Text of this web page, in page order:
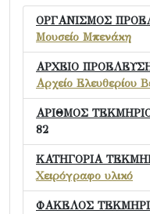
ΟΡΓΑΝΙΣΜΟΣ
Μουσείο Μπενάκη
ΑΡΧΕΙΟ
Αρχείο Ελευθερίου
ΑΡΙΘΜΟΣ
82
ΚΑΤΗΓΟΡΙΑ
Χειρόγραφο υλικό
ΦΑΚΕΛΟΣ